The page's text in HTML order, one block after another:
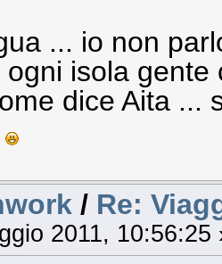
... io non
isola
dice Aita ...
/ Re:
2011, 10:56:25